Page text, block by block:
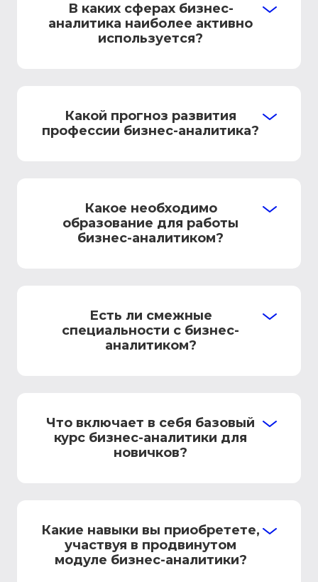
В каких сферах бизнес-
аналитика наиболее активно
используется?
Какой прогноз развития
профессии бизнес-аналитика?
Какое необходимо
образование для работы
бизнес-аналитиком?
Есть ли смежные
специальности с бизнес-
аналитиком?
Что включает в себя базовый
курс бизнес-аналитики для
новичков?
Какие навыки вы приобретете,
участвуя в продвинутом
модуле бизнес-аналитики?